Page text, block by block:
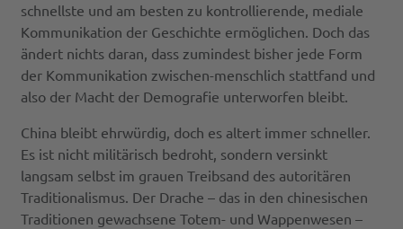
schnellste und am besten zu kontrollierende, mediale
Kommunikation der Geschichte ermöglichen. Doch das
ändert nichts daran, dass zumindest bisher jede Form
der Kommunikation zwischen-menschlich stattfand und
also der Macht der Demografie unterworfen bleibt.
China bleibt ehrwürdig, doch es altert immer schneller.
Es ist nicht militärisch bedroht, sondern versinkt
langsam selbst im grauen Treibsand des autoritären
Traditionalismus. Der Drache – das in den chinesischen
Traditionen gewachsene Totem- und Wappenwesen –